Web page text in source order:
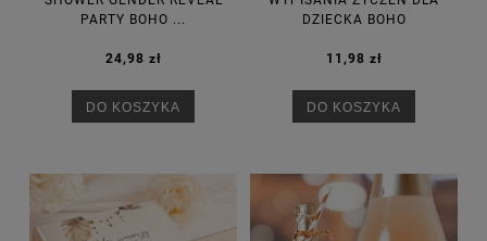
PARTY BOHO ...
24,98 zł
DO KOSZYKA
DZIECKA BOHO
11,98 zł
DO KOSZYKA